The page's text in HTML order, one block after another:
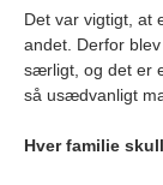
Det var vigtigt, at
andet. Derfor
særligt, og det er
så usædvanligt
Hver familie